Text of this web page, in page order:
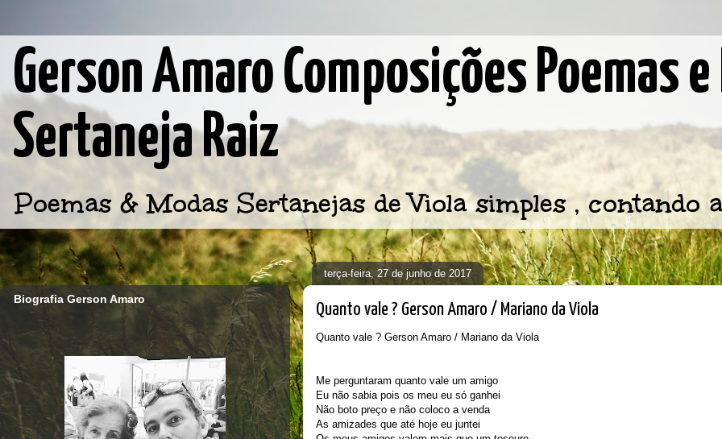
Gerson Amaro Composições Poemas
Sertaneja Raiz
Poemas & Modas Sertanejas de Viola simples , contando
terça-feira, 27 de junho de 2017
Quanto vale ? Gerson Amaro / Mariano da Viola
Quanto vale ? Gerson Amaro / Mariano da Viola
Me perguntaram quanto vale um amigo
Eu não sabia pois os meu eu só ganhei
Não boto preço e não coloco a venda
As amizades que até hoje eu juntei
Biografia Gerson Amaro